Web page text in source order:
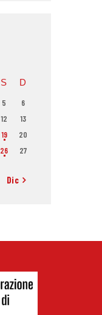
S D
5
6
12
13
19
20
26
27
Dic »